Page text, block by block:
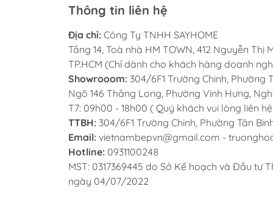
Máy hút mùi kính cong KAFF
cao, hút khử mùi sẽ triệt để
máy hút mùi kính cong thường
phẩm. Thêm đó, loại hút khói
bẩn, điều hòa nhiệt độ giúp cho
hơn khi nấu nướng.
Máy hút mùi kính cong KAFF
mùi mà nó còn có tác dụng rất
Thông tin liên hệ
Địa chỉ: Công Ty TNHH SAYHOME
Tầng 14, Toà nhà HM TOWN, 412 Nguyễn Thị
TP.HCM (Chỉ dành cho khách hàng doanh
Showrooom: 304/6F1 Trường Chinh, Phường
Ngõ 146 Thăng Long, Phường Vinh Hưng,
T7: 09h00 - 18h00 ( Quý khách vui lòng liên
TTBH: 304/6F1 Trường Chinh, Phường Tân
Email: vietnambepvn@gmail.com -
Hotline: 0931100248
MST: 0317369445 do Sở Kế hoạch và Đầu tư
ngày 04/07/2022